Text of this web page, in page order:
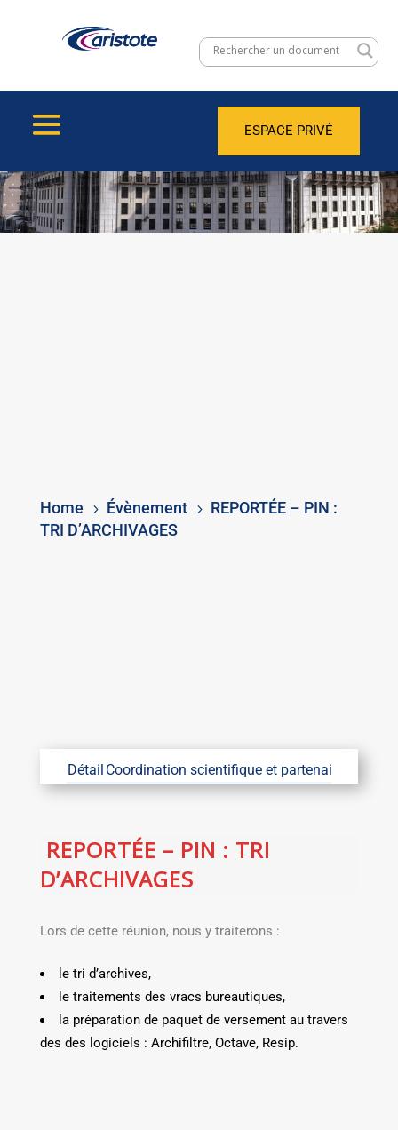
ESPACE PRIVÉ
Home 5 Évènement 5 REPORTÉE – PIN :
TRI D’ARCHIVAGES
Détail Coordination scientifique et partenaires
REPORTÉE – PIN : TRI
D’ARCHIVAGES
Lors de cette réunion, nous y traiterons :
le tri d’archives,
le traitements des vracs bureautiques,
la préparation de paquet de versement au travers
des des logiciels : Archifiltre, Octave, Resip.